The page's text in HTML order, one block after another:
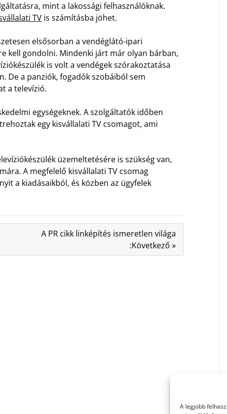
A legjobb
mint a lakossági felhasználóknak.
TV is számításba jöhet.
elsősorban a vendéglátó-ipari
kell gondolni. Mindenki járt már olyan bárban,
is volt a vendégek szórakoztatása
De a panziók, fogadók szobáiból sem
a televízió.
egységeknek. A szolgáltatók időben
egy kisvállalati TV csomagot, ami
üzemeltetésére is szükség van,
A megfelelő kisvállalati TV csomag
a kiadásaikból, és közben az ügyfelek
A PR cikk linképítés ismeretlen világa
:Következő »